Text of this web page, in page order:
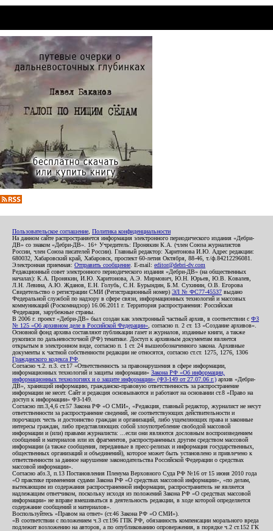
Пользовательское соглашение Политика конфиденциальности
На данном сайте распространяется информация электронного периодического издания «Дебри-
ДВ» со знаком «Дебри-ДВ». 16+ Учредитель: Пронякин К.А. (член Союза журналистов
России, член Союза писателей России). Главный редактор: Харитонова И.Ю. Адрес редакции:
680032, Хабаровский край, Хабаровск, проспект 60-летия Октября, 88-46, т./ф.84212296081.
Электронная приемная: Отправить сообщение . E-mail: editor@debri-dv.com
Редакционный совет электронного периодического издания «Дебри-ДВ» (на общественных
началах): К.А. Пронякин, И.Ю. Харитонова, А.Э. Мирмович, Ю.Н. Юрьев, Ю.В. Ковалев,
Л.Н. Левина, А.Ю. Жданов, Е.Н. Голубь, С.Н. Бурындин, Б.М. Сухинин, О.В. Егорова
Свидетельство о регистрации СМИ (Регистрационный номер) ЭЛ № ФС77-45537 выдано
Федеральной службой по надзору в сфере связи, информационных технологий и массовых
коммуникаций (Роскомнадзор) 16.06.2011 г. Территория распространения: Российская
Федерация, зарубежные страны.
В 2006 г. проект «Дебри-ДВ» был создан как электронный частный архив, в соответствии с ФЗ
№ 125 «Об архивном деле в Российской Федерации» , согласно п. 2 ст. 13 «Создание архивов».
Основной фонд архива составляют публикации газет и журналов, изданные книги, а также
рукописи по дальневосточной (РФ) тематике. Доступ к архивным документам является
открытым в электронном виде, согласно п. 1 ст. 24 вышеобозначенного закона. Архивные
документы к частной собственности редакции не относятся, согласно ст.ст. 1275, 1276, 1306
Гражданского кодекса РФ
Согласно ч.2. п.3. ст.17 «Ответственность за правонарушения в сфере информации,
информационных технологий и защиты информации» Закона РФ «Об информации,
информационных технологиях и о защите информации» (ФЗ-149 от 27.07.06 г.) архив «Дебри-
ДВ», хранящий информацию, гражданско-правовую ответственность за распространение
информации не несет. Сайт и редакция основываются и работают на основании ст.8 «Право на
доступ к информации» ФЗ-149.
Согласно пп.3,4,6 ст.57 Закона РФ «О СМИ», «Редакция, главный редактор, журналист не несут
ответственности за распространение сведений, не соответствующих действительности и
порочащих честь и достоинство граждан и организаций, либо ущемляющих права и законные
интересы граждан, либо представляющих собой злоупотребление свободой массовой
информации и (или) правами журналиста: ...если они являются дословным воспроизведением
сообщений и материалов или их фрагментов, распространенных другим средством массовой
информации (а также сообщения, переданные в пресс-релизах и информация государственных,
общественных организаций и объединений), которое может быть установлено и привлечено к
ответственности за данное нарушение законодательства Российской Федерации о средствах
массовой информации».
Согласно абз.3, п.13 Постановления Пленума Верховного Суда РФ №16 от 15 июня 2010 года
«О практике применения судами Закона РФ «О средствах массовой информации», «по делам,
вытекающим из содержания распространенной информации, распространитель не является
надлежащим ответчиком, поскольку исходя из положений Закона РФ «О средствах массовой
информации» не вправе вмешиваться в деятельность редакции, в ходе которой определяется
содержание сообщений и материалов».
Воспользуйтесь «Правом на ответ» (ст.46 Закона РФ «О СМИ»).
«В соответствии с положением ч.3 ст.196 ГПК РФ, обязанность компенсации морального вреда
подлежит возложению на авторов, а по опубликованию опровержения, в порядке ч.2 ст.152 ГК